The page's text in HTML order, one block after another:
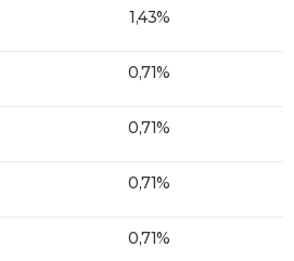
1,43%
0,71%
0,71%
0,71%
0,71%